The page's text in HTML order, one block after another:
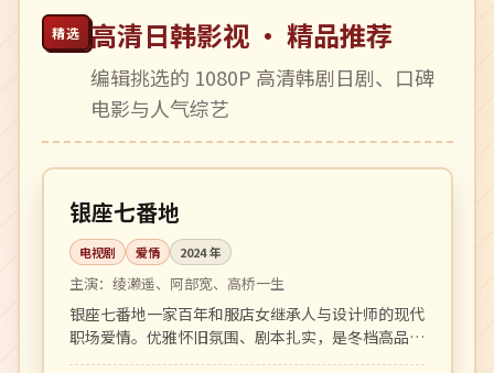
精选 高清日韩影视 · 精品推荐
编辑挑选的 1080P 高清韩剧日剧、口碑
电影与人气综艺
日本
热播
银座七番地
电视剧 爱情 2024年
主演： 绫濑遥、阿部宽、高桥一生
银座七番地一家百年和服店女继承人与设计师的现代
职场爱情。优雅怀旧氛围、剧本扎实，是冬档高品质
日剧。